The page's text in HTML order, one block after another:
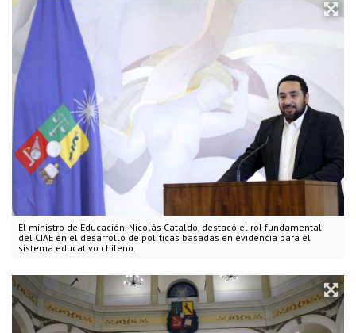
El ministro de Educación, Nicolás Cataldo, destacó el rol fundamental
del CIAE en el desarrollo de políticas basadas en evidencia para el
sistema educativo chileno.